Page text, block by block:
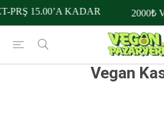
PRŞ 15.00’A KADAR 2000₺
Vegan